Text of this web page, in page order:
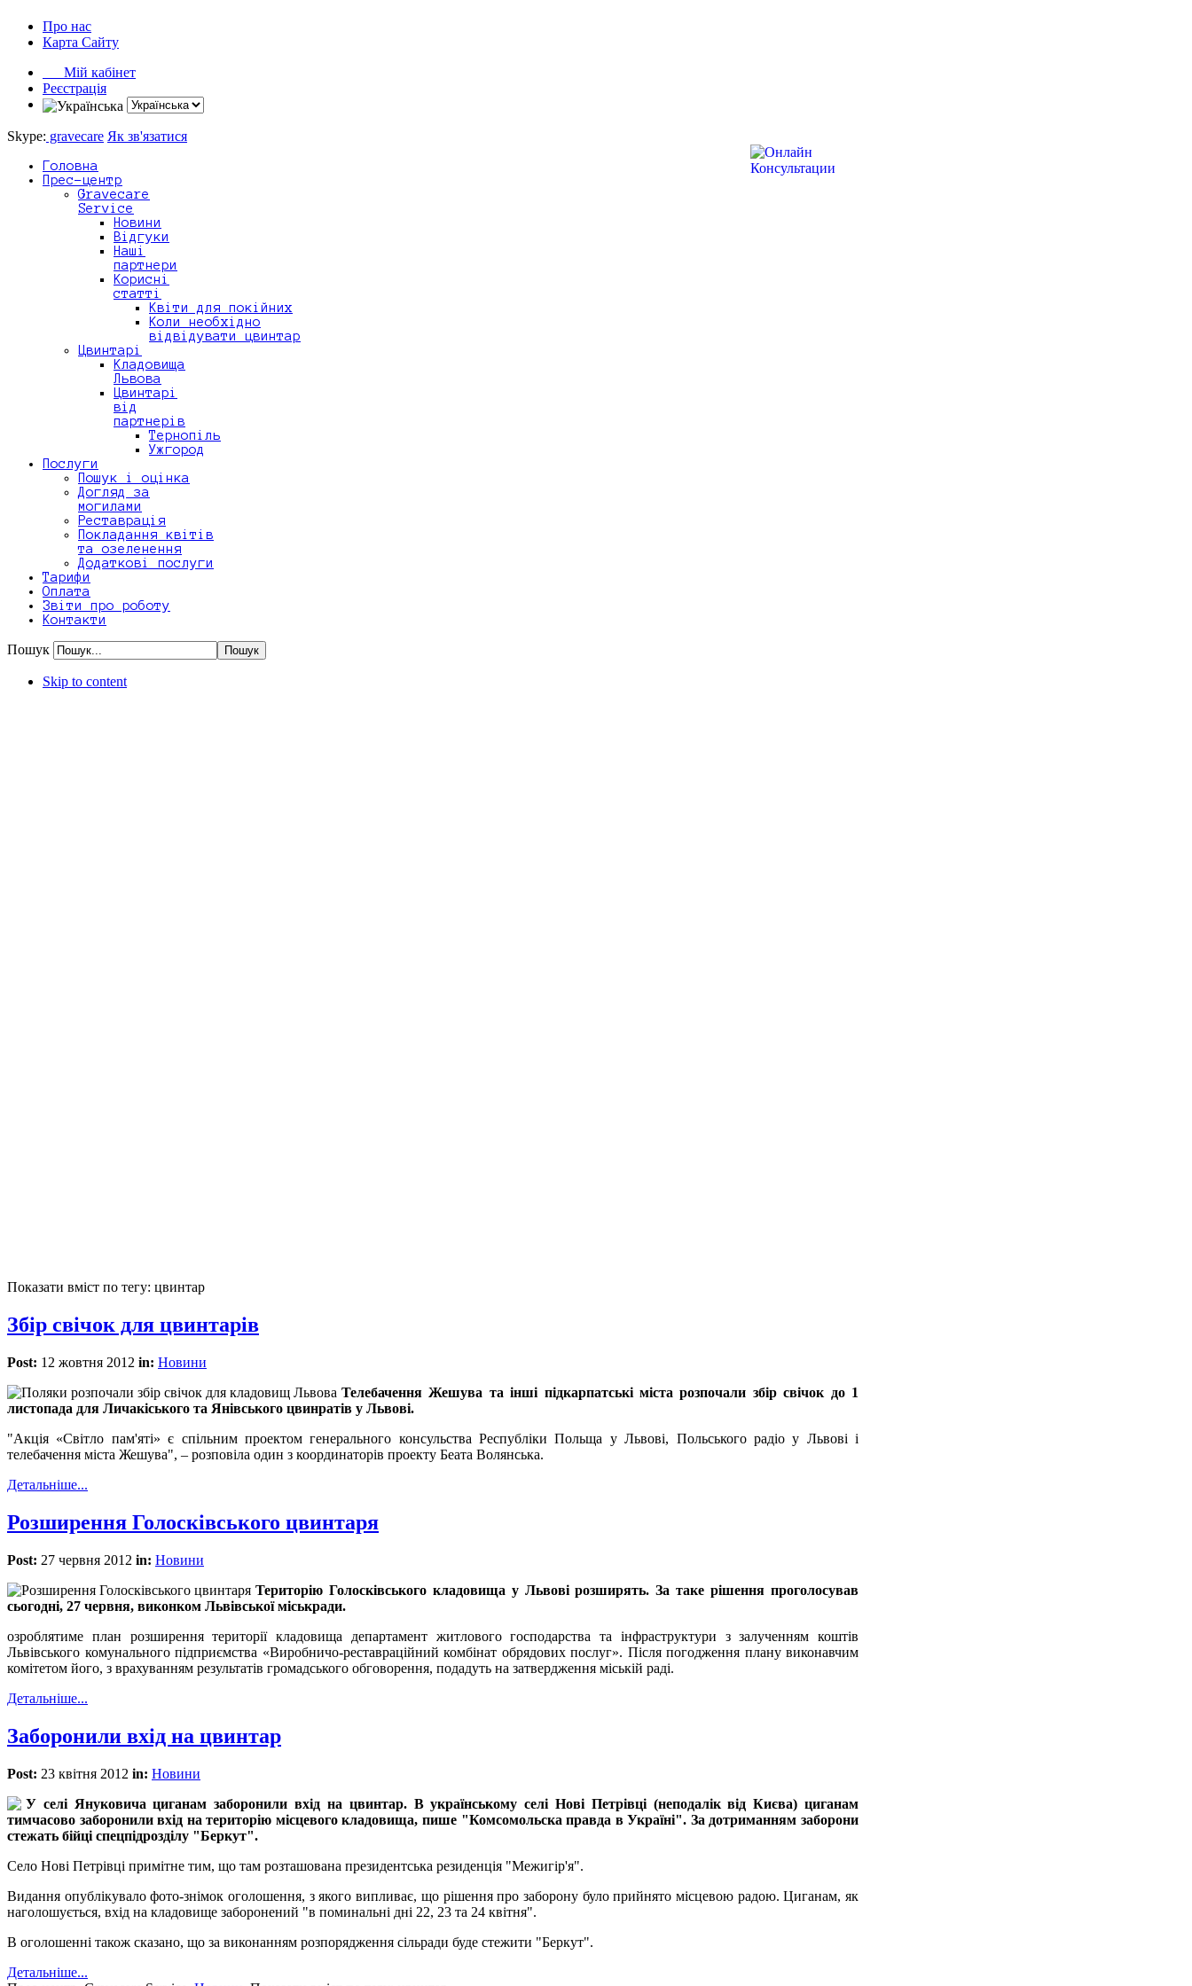
Про нас
Карта Сайту
Мій кабінет
Реєстрація
Skype: gravecare Як зв'язатися
Головна
Прес-центр
Gravecare
Service
Новини
Відгуки
Наші
партнери
Корисні
статті
Квіти для покійних
Коли необхідно
відвідувати цвинтар
Цвинтарі
Кладовища
Львова
Цвинтарі
від
партнерів
Тернопіль
Ужгород
Послуги
Пошук і оцінка
Догляд за
могилами
Реставрація
Покладання квітів
та озеленення
Додаткові послуги
Тарифи
Оплата
Звіти про роботу
Контакти
Пошук
Skip to content
Показати вміст по тегу: цвинтар
Збір свічок для цвинтарів
Post: 12 жовтня 2012 in: Новини
Телебачення Жешува та інші підкарпатські міста розпочали збір свічок до 1
листопада для Личакіського та Янівського цвинратів у Львові.
"Акція «Світло пам'яті» є спільним проектом генерального консульства Республіки Польща у Львові, Польського радіо у Львові і
телебачення міста Жешува", – розповіла один з координаторів проекту Беата Волянська.
Детальніше...
Розширення Голосківського цвинтаря
Post: 27 червня 2012 in: Новини
Територію Голосківського кладовища у Львові розширять. За таке рішення проголосував
сьогодні, 27 червня, виконком Львівської міськради.
озроблятиме план розширення території кладовища департамент житлового господарства та інфраструктури з залученням коштів
Львівського комунального підприємства «Виробничо-реставраційний комбінат обрядових послуг». Після погодження плану виконавчим
комітетом його, з врахуванням результатів громадського обговорення, подадуть на затвердження міській раді.
Детальніше...
Заборонили вхід на цвинтар
Post: 23 квітня 2012 in: Новини
У селі Януковича циганам заборонили вхід на цвинтар. В українському селі Нові Петрівці (неподалік від Києва) циганам
тимчасово заборонили вхід на територію місцевого кладовища, пише "Комсомольска правда в Україні". За дотриманням заборони
стежать бійці спецпідрозділу "Беркут".
Село Нові Петрівці примітне тим, що там розташована президентська резиденція "Межигір'я".
Видання опублікувало фото-знімок оголошення, з якого випливає, що рішення про заборону було прийнято місцевою радою. Циганам, як
наголошується, вхід на кладовище заборонений "в поминальні дні 22, 23 та 24 квітня".
В оголошенні також сказано, що за виконанням розпорядження сільради буде стежити "Беркут".
Детальніше...